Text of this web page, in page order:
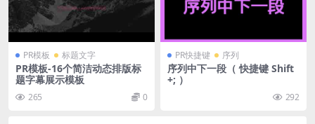
PR模板 标题文字
PR模板-16个简洁动态排版标
题字幕展示模板
265 0
PR快捷键 序列
序列中下一段（ 快捷键 Shift
+; ）
292